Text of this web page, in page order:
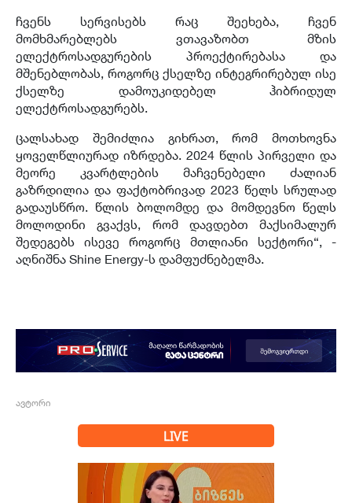
ჩვენს სერვისებს რაც შეეხება, ჩვენ
მომხმარებლებს ვთავაზობთ მზის
ელექტროსადგურების პროექტირებასა და
მშენებლობას, როგორც ქსელზე ინტეგრირებულ ისე
ქსელზე დამოუკიდებელ ჰიბრიდულ
ელექტროსადგურებს.
ცალსახად შემიძლია გიხრათ, რომ მოთხოვნა
ყოველწლიურად იზრდება. 2024 წლის პირველი და
მეორე კვარტლების მაჩვენებელი ძალიან
გაზრდილია და ფაქტობრივად 2023 წელს სრულად
გადაუსწრო. წლის ბოლომდე და მომდევნო წელს
მოლოდინი გვაქვს, რომ დავდებთ მაქსიმალურ
შედეგებს ისევე როგორც მთლიანი სექტორი“, -
აღნიშნა Shine Energy-ს დამფუძნებელმა.
ავტორი
LIVE